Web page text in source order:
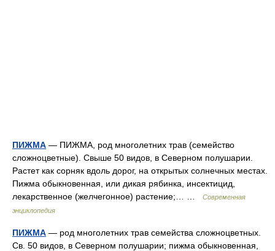
ПИЖМА — ПИЖМА, род многолетних трав (семейство
сложноцветные). Свыше 50 видов, в Северном полушарии.
Растет как сорняк вдоль дорог, на открытых солнечных местах.
Пижма обыкновенная, или дикая рябинка, инсектицид,
лекарственное (желчегонное) растение;… …
Современная
энциклопедия
ПИЖМА — род многолетних трав семейства сложноцветных.
Св. 50 видов, в Северном полушарии; пижма обыкновенная,